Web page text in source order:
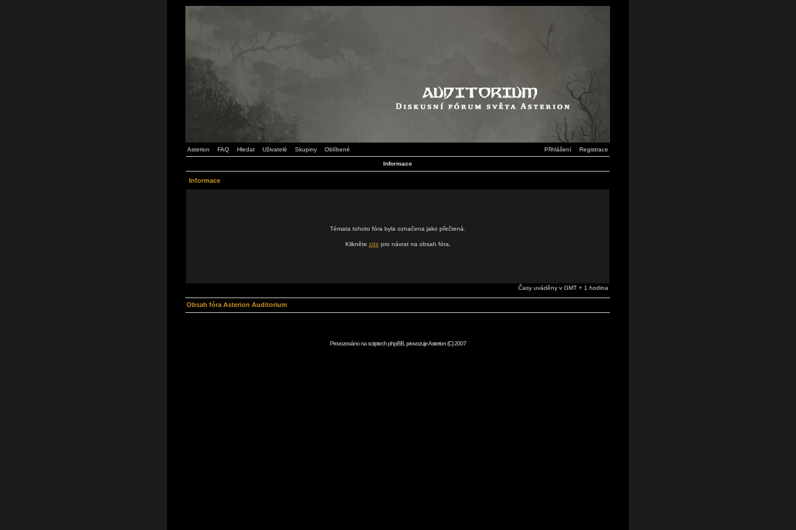
Asterion FAQ Hledat Uživatelé Skupiny Oblíbené Přihlášení Registrace
Informace
Informace
Témata tohoto fóra byla označena jako přečtená.
Klikněte zde pro návrat na obsah fóra.
Časy uváděny v GMT + 1 hodina
Obsah fóra Asterion Auditorium
Provozováno na scriptechphpBB, provozujeAsterion(C) 2007